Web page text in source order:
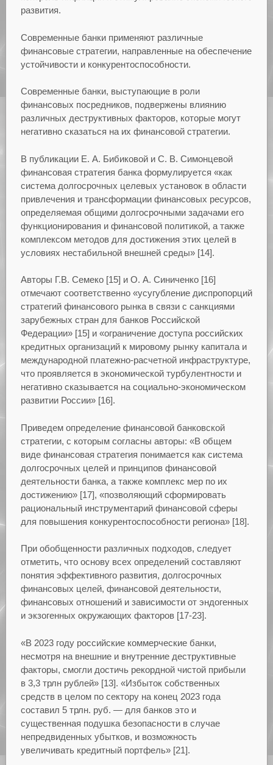
развития.
Современные банки применяют различные
финансовые стратегии, направленные на обеспечение
устойчивости и конкурентоспособности.
Современные банки, выступающие в роли
финансовых посредников, подвержены влиянию
различных деструктивных факторов, которые могут
негативно сказаться на их финансовой стратегии.
В публикации Е. А. Бибиковой и С. В. Симонцевой
финансовая стратегия банка формулируется «как
система долгосрочных целевых установок в области
привлечения и трансформации финансовых ресурсов,
определяемая общими долгосрочными задачами его
функционирования и финансовой политикой, а также
комплексом методов для достижения этих целей в
условиях нестабильной внешней среды» [14].
Авторы Г.В. Семеко [15] и О. А. Синиченко [16]
отмечают соответственно «усугубление диспропорций
стратегий финансового рынка в связи с санкциями
зарубежных стран для банков Российской
Федерации» [15] и «ограничение доступа российских
кредитных организаций к мировому рынку капитала и
международной платежно-расчетной инфраструктуре,
что проявляется в экономической турбулентности и
негативно сказывается на социально-экономическом
развитии России» [16].
Приведем определение финансовой банковской
стратегии, с которым согласны авторы: «В общем
виде финансовая стратегия понимается как система
долгосрочных целей и принципов финансовой
деятельности банка, а также комплекс мер по их
достижению» [17], «позволяющий сформировать
рациональный инструментарий финансовой сферы
для повышения конкурентоспособности региона» [18].
При обобщенности различных подходов, следует
отметить, что основу всех определений составляют
понятия эффективного развития, долгосрочных
финансовых целей, финансовой деятельности,
финансовых отношений и зависимости от эндогенных
и экзогенных окружающих факторов [17-23].
«В 2023 году российские коммерческие банки,
несмотря на внешние и внутренние деструктивные
факторы, смогли достичь рекордной чистой прибыли
в 3,3 трлн рублей» [13]. «Избыток собственных
средств в целом по сектору на конец 2023 года
составил 5 трлн. руб. — для банков это и
существенная подушка безопасности в случае
непредвиденных убытков, и возможность
увеличивать кредитный портфель» [21].